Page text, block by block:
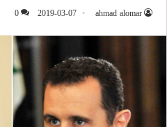
ahmad alomar
2019-03-07
0